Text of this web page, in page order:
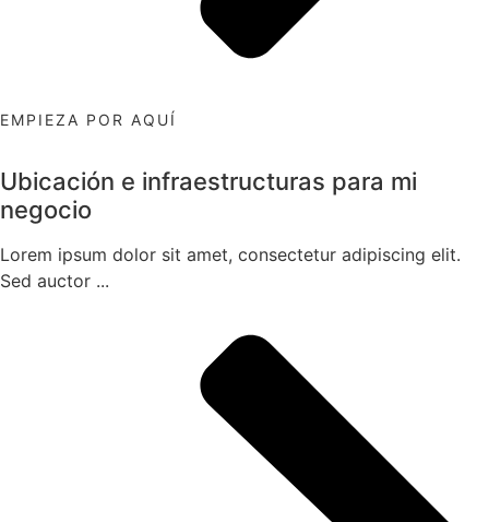
EMPIEZA POR AQUÍ
Ubicación e infraestructuras para mi
negocio
Lorem ipsum dolor sit amet, consectetur adipiscing elit.
Sed auctor ...